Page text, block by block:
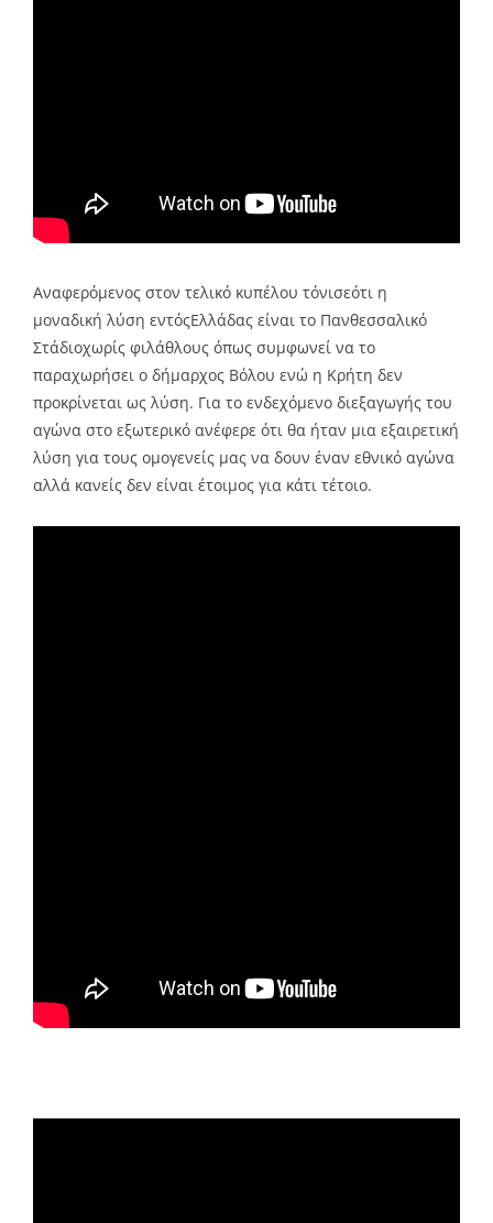
Αναφερόμενος στον τελικό κυπέλου τόνισεότι η
μοναδική λύση εντόςΕλλάδας είναι το Πανθεσσαλικό
Στάδιοχωρίς φιλάθλους όπως συμφωνεί να το
παραχωρήσει ο δήμαρχος Βόλου ενώ η Κρήτη δεν
προκρίνεται ως λύση. Για το ενδεχόμενο διεξαγωγής του
αγώνα στο εξωτερικό ανέφερε ότι θα ήταν μια εξαιρετική
λύση για τους ομογενείς μας να δουν έναν εθνικό αγώνα
αλλά κανείς δεν είναι έτοιμος για κάτι τέτοιο.